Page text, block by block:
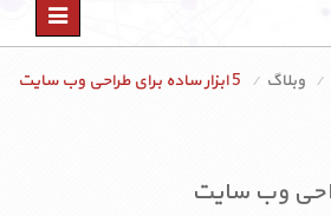
Toggle
وبلاگ 5 ابزار ساده برای طراحی وب سایت